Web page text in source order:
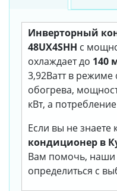
Инверторный
48UX4SHH с
охлаждает до 140
3,92Ватт в
обогрева,
кВт, а
Если вы не знаете
кондиционер в
Вам помочь, наши
определиться с